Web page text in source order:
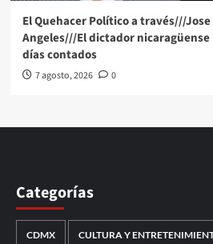
El Quehacer Político a través///
Angeles///El dictador
días contados
7 agosto, 2026 0
Categorías
CDMX CULTURA Y